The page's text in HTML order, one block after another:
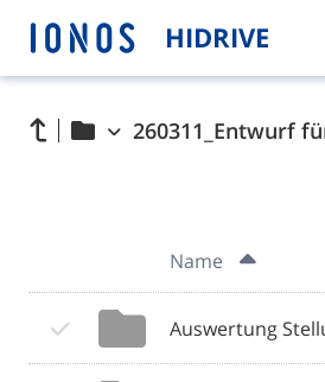
HIDRIVE
260311_Entwurf
Name
Auswertung